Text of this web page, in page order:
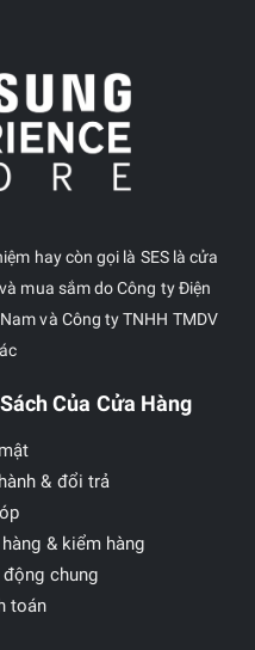
hay còn gọi là SES là cửa
mua sắm do Công ty Điện
và Công ty TNHH TMDV
Của Cửa Hàng
& đổi trả
& kiểm hàng
chung
toán